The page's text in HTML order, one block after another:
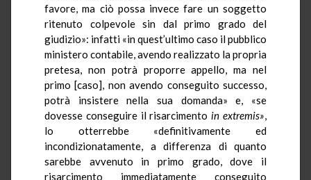
favore, ma ciò possa invece fare un soggetto
ritenuto colpevole sin dal primo grado del
giudizio»: infatti «in quest’ultimo caso il pubblico
ministero contabile, avendo realizzato la propria
pretesa, non potrà proporre appello, ma nel
primo [caso], non avendo conseguito successo,
potrà insistere nella sua domanda» e, «se
dovesse conseguire il risarcimentoin extremis»,
lo otterrebbe «definitivamente ed
incondizionatamente, a differenza di quanto
sarebbe avvenuto in primo grado, dove il
risarcimento immediatamente conseguito